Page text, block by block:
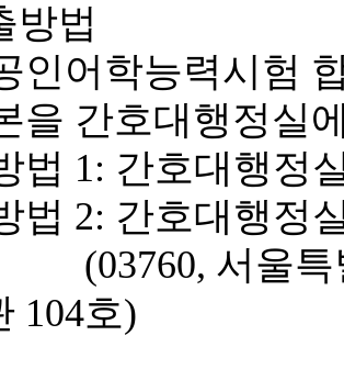
방법
인어학능력시험
을 간호대행정실
법 1: 간호대행정
법 2: 간호대행정
(03760, 서울
104호)